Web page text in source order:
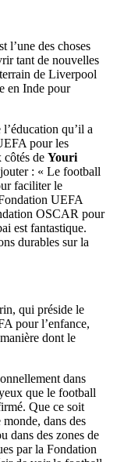
l’une des choses
tant de nouvelles
de Liverpool
en Inde pour
qu’il a
pour les
de Youri
: « Le football
faciliter le
UEFA
OSCAR pour
est fantastique.
durables sur la
qui préside le
pour l’enfance,
dont le
dans
que le football
Que ce soit
dans des
dans des zones de
par la Fondation